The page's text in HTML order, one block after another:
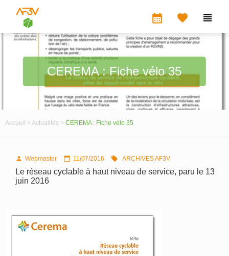
calendar_month  
CEREMA : Fiche vélo 35
Accueil > Actualités > CEREMA : Fiche vélo 35
 Webmaster  11/07/2016  ARCHIVES AF3V
Le réseau cyclable à haut niveau de service, paru le 13
juin 2016